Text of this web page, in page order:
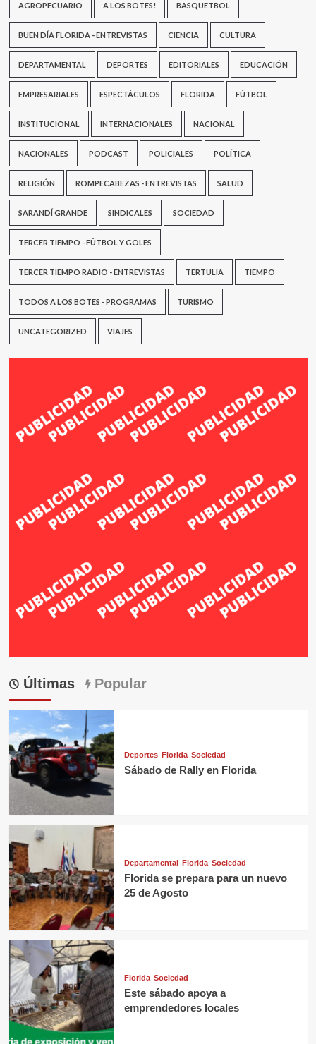
ver
con
castigar
a
la
casta”
AGROPECUARIO A LOS BOTES! BASQUETBOL
BUEN DÍA FLORIDA - ENTREVISTAS CIENCIA CULTURA
DEPARTAMENTAL DEPORTES EDITORIALES EDUCACIÓN
EMPRESARIALES ESPECTÁCULOS FLORIDA FÚTBOL
INSTITUCIONAL INTERNACIONALES NACIONAL
NACIONALES PODCAST POLICIALES POLÍTICA
RELIGIÓN ROMPECABEZAS - ENTREVISTAS SALUD
SARANDÍ GRANDE SINDICALES SOCIEDAD
TERCER TIEMPO - FÚTBOL Y GOLES
TERCER TIEMPO RADIO - ENTREVISTAS TERTULIA TIEMPO
TODOS A LOS BOTES - PROGRAMAS TURISMO
UNCATEGORIZED VIAJES
Últimas Popular
Deportes Florida Sociedad
Sábado de Rally en Florida
Departamental Florida Sociedad
Florida se prepara para un nuevo
25 de Agosto
Florida Sociedad
Este sábado apoya a
emprendedores locales